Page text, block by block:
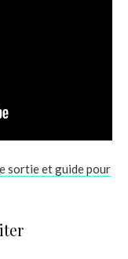
sortie et guide pour